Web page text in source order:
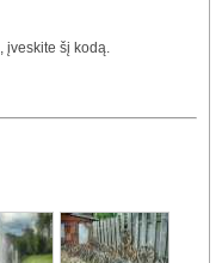
šį kodą.